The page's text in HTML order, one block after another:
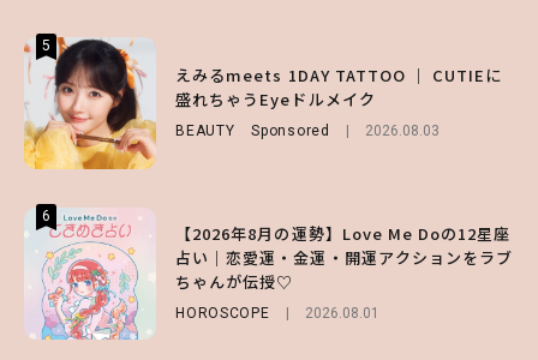
5
えみるmeets 1DAY TATTOO ｜ CUTIEに
盛れちゃうEyeドルメイク
BEAUTY Sponsored 2026.08.03
6
【2026年8月の運勢】Love Me Doの12星座
占い｜恋愛運・金運・開運アクションをラブ
ちゃんが伝授♡
HOROSCOPE 2026.08.01
5
【SNIDEL】長濱ねるとロマンティックトラ
ッドな秋はじめ｜2026秋の新作コーデ4選
FASHION Sponsored 2026.07.10
6
【森香澄】理想のスタイルはどう作る？体型
キープの秘訣や夏の過ごし方など独占インタ
ビュー！
ENTERTAINMENT 2026.07.31
5
【ハローキティ】がスシローと初コラボ♡
第1弾の気になるメニュー＆限定グッズを総
チェック！
2026.07.31
6
【GU】夏の“主役級”アイテム決定！ヘルシ
ー＆可愛すぎる「大人の肌見せ」トップス3
選
FASHION 2026.07.19